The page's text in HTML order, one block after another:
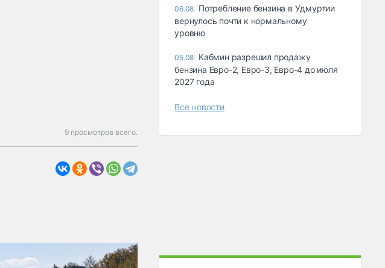
9 просмотров всего.
06.08 Потребление бензина в Удмуртии
вернулось почти к нормальному
уровню
05.08 Кабмин разрешил продажу
бензина Евро-2, Евро-3, Евро-4 до июля
2027 года
Все новости